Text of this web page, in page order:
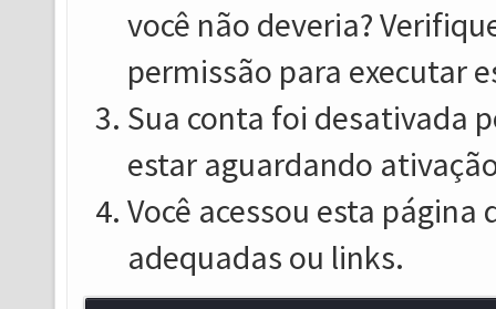
você não deveria?
permissão para executar
Sua conta foi desativada
estar aguardando
Você acessou esta
adequadas ou links.